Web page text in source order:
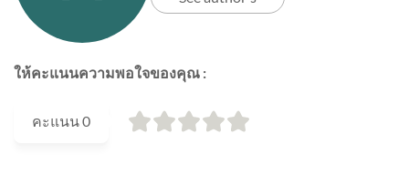
ให้คะแนนความพอใจของคุณ :
คะแนน0